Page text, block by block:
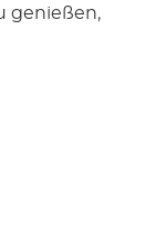
genießen,